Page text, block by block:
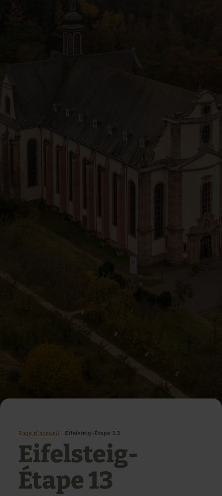
Page d'accueil Eifelsteig-Étape 13
Eifelsteig-
Étape 13